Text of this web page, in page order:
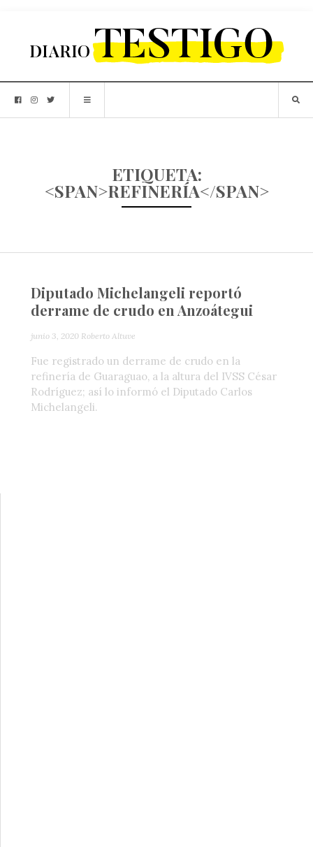
ETIQUETA:
<SPAN>REFINERÍA</SPAN>
Diputado Michelangeli reportó
derrame de crudo en Anzoátegui
junio 3, 2020 Roberto Altuve
Fue registrado un derrame de crudo en la
refinería de Guaraguao, a la altura del IVSS César
Rodríguez; así lo informó el Diputado Carlos
Michelangeli.